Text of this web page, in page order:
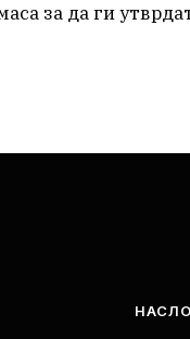
за да ги